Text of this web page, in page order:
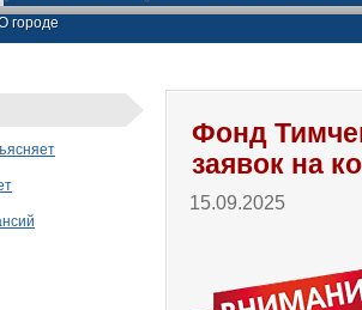
городе
Фонд
заявок на
15.09.2025